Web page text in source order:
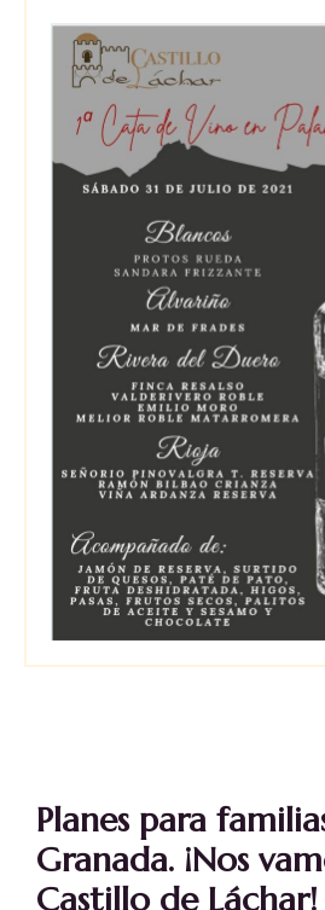
Planes para
Granada. ¡Nos
Castillo de Láchar!